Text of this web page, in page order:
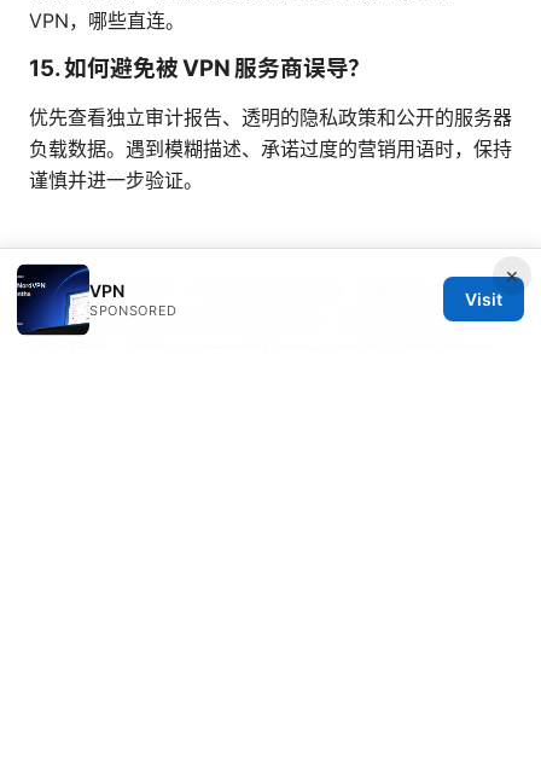
VPN，哪些直连。
15. 如何避免被 VPN 服务商误导？
优先查看独立审计报告、透明的隐私政策和公开的服务器
负载数据。遇到模糊描述、承诺过度的营销用语时，保持
谨慎并进一步验证。
如果你对具体某个VPN提供商感兴趣，想要深入对比或
想知道在你设备上的具体设置步骤，告诉我你的设备、用
×
VPN
SPONSORED
Visit